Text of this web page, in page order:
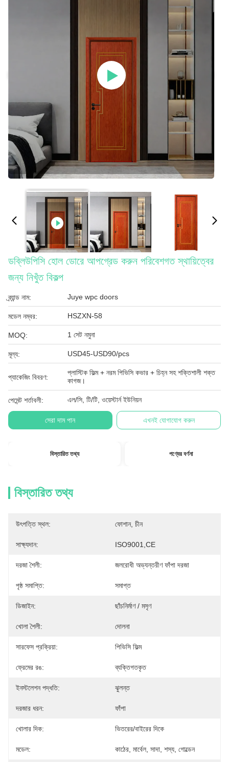
ডব্লিউপিসি হোল ডোরে আপগ্রেড করুন পরিবেশগত স্থায়িত্বের
জন্য নিখুঁত বিকল্প
ব্র্যান্ড নাম: Juye wpc doors
মডেল নম্বর: HSZXN-58
MOQ: 1 সেট নমুনা
মূল্য: USD45-USD90/pcs
প্যাকেজিং বিবরণ:
প্লাস্টিক ফিল্ম + নরম পিভিসি কভার + চিহ্ন সহ শক্তিশালী শক্ত
কাগজ।
পেমেন্ট শর্তাবলী: এল/সি, টি/টি, ওয়েস্টার্ন ইউনিয়ন
সেরা দাম পান এখনই যোগাযোগ করুন
বিস্তারিত তথ্য পণ্যের বর্ণনা
বিস্তারিত তথ্য
উৎপত্তি স্থল: ফোশান, চীন
সাক্ষ্যদান: ISO9001,CE
দরজা শৈলী: জলরোধী অভ্যন্তরীণ ফাঁপা দরজা
পৃষ্ঠ সমাপ্তি: সমাপ্ত
ডিজাইন: ছাঁচনির্মাণ / মসৃণ
খোলা শৈলী: দোলনা
সারফেস প্রক্রিয়া: পিভিসি ফিল্ম
ফ্রেমের রঙ: ব্যক্তিগতকৃত
ইনস্টলেশন পদ্ধতি: ঝুলন্ত
দরজার ধরন: ফাঁপা
খোলার দিক: ভিতরের/বাইরের দিকে
মডেল: কাঠের, মার্বেল, সাদা, শস্য, গোল্ডেন